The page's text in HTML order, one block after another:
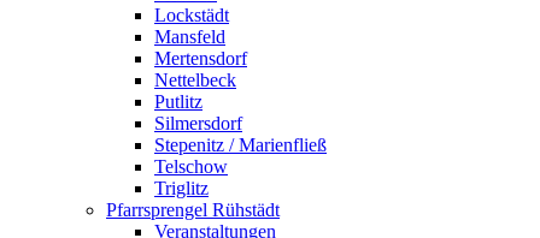
Lockstädt
Mansfeld
Mertensdorf
Nettelbeck
Putlitz
Silmersdorf
Stepenitz / Marienfließ
Telschow
Triglitz
Pfarrsprengel Rühstädt
Veranstaltungen